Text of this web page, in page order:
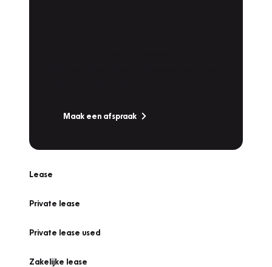
Maak een afspraak
Lease
Private lease
Private lease used
Zakelijke lease